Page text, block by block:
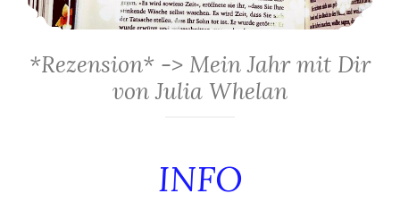
*Rezension* -> Mein Jahr mit Dir
von Julia Whelan
INFO